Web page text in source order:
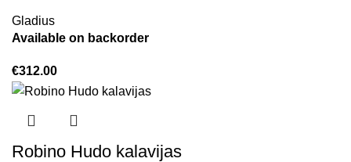
Gladius
Available on backorder
€312.00
Robino Hudo kalavijas